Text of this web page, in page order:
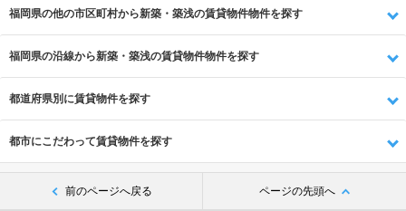
福岡県の他の市区町村から新築・築浅の賃貸物件物件を探す
福岡県の沿線から新築・築浅の賃貸物件物件を探す
都道府県別に賃貸物件を探す
都市にこだわって賃貸物件を探す
前のページへ戻る ページの先頭へ